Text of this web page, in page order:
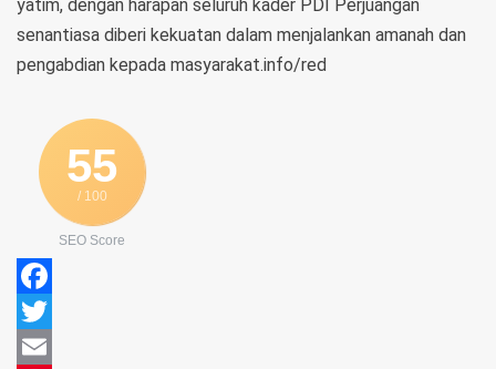
yatim, dengan harapan seluruh kader PDI Perjuangan
senantiasa diberi kekuatan dalam menjalankan amanah dan
pengabdian kepada masyarakat.info/red
55
/ 100
SEO Score
Facebook
Twitter